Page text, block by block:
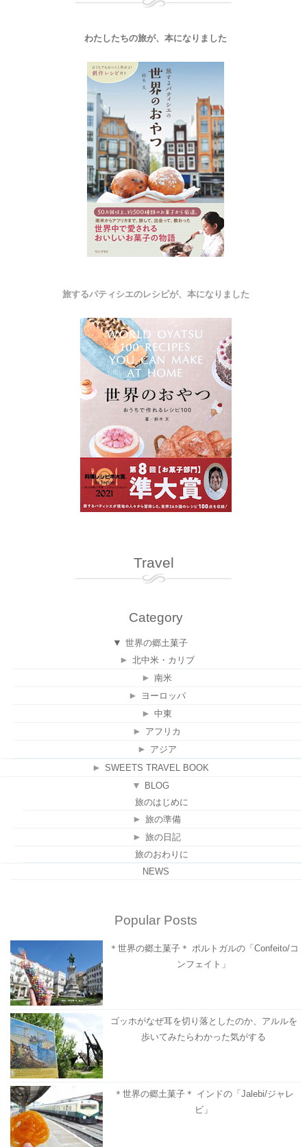
わたしたちの旅が、本になりました
旅するパティシエのレシピが、本になりました
Travel
Category
▼ 世界の郷土菓子
► 北中米・カリブ
► 南米
► ヨーロッパ
► 中東
► アフリカ
► アジア
► SWEETS TRAVEL BOOK
▼ BLOG
旅のはじめに
► 旅の準備
► 旅の日記
旅のおわりに
NEWS
Popular Posts
＊世界の郷土菓子＊ ポルトガルの「Confeito/コ
ンフェイト」
ゴッホがなぜ耳を切り落としたのか、アルルを
歩いてみたらわかった気がする
＊世界の郷土菓子＊ インドの「Jalebi/ジャレ
ビ」